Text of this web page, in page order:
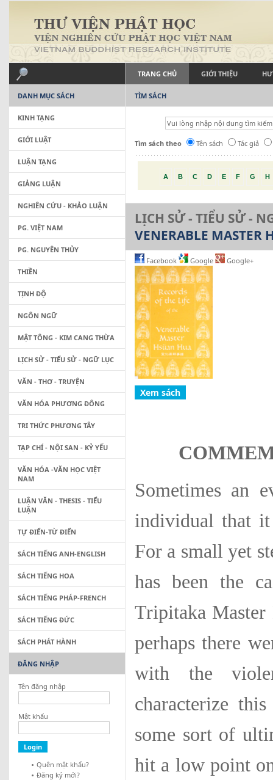
TRANG CHỦ GIỚI THIỆU
TÌM SÁCH
Tìm sách theo Tên sách Tác giả
A B C D E F G H
LỊCH SỬ - TIỂU SỬ -
VENERABLE MASTER
Facebook Google Google+
Sometimes an
individual that
For a small yet
has been the
Tripitaka
perhaps there
with the
characterize
some sort of
hit a low point
DANH MỤC SÁCH
KINH TẠNG
GIỚI LUẬT
LUẬN TẠNG
GIẢNG LUẬN
NGHIÊN CỨU - KHẢO LUẬN
PG. VIỆT NAM
PG. NGUYÊN THỦY
THIỀN
TỊNH ĐỘ
NGÔN NGỮ
MẬT TÔNG - KIM CANG THỪA
LỊCH SỬ - TIỂU SỬ - NGỮ LỤC
VĂN - THƠ - TRUYỆN
VĂN HÓA PHƯƠNG ĐÔNG
TRI THỨC PHƯƠNG TÂY
TẠP CHÍ - NỘI SAN - KỶ YẾU
VĂN HÓA -VĂN HỌC VIỆT
NAM
LUẬN VĂN - THESIS - TIỂU
LUẬN
TỰ ĐIỂN-TỪ ĐIỂN
SÁCH TIẾNG ANH-ENGLISH
SÁCH TIẾNG HOA
SÁCH TIẾNG PHÁP-FRENCH
SÁCH TIẾNG ĐỨC
SÁCH PHÁT HÀNH
ĐĂNG NHẬP
Tên đăng nhập
Mật khẩu
Quên mật khẩu?
Đăng ký mới?